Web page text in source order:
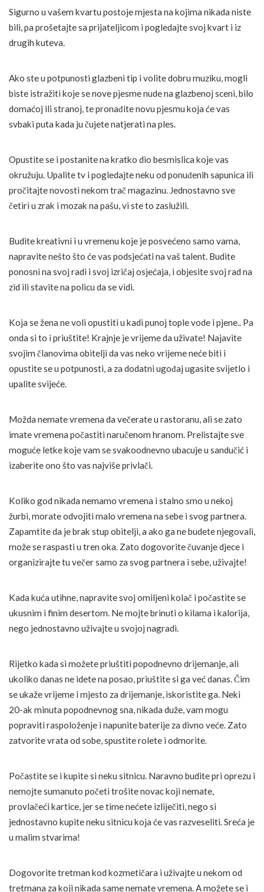
Sigurno u vašem kvartu postoje mjesta na kojima nikada niste
bili, pa prošetajte sa prijateljicom i pogledajte svoj kvart i iz
drugih kuteva.
Ako ste u potpunosti glazbeni tip i volite dobru muziku, mogli
biste istražiti koje se nove pjesme nude na glazbenoj sceni, bilo
domaćoj ili stranoj, te pronađite novu pjesmu koja će vas
svbaki puta kada ju čujete natjerati na ples.
Opustite se i postanite na kratko dio besmislica koje vas
okružuju. Upalite tv i pogledajte neku od ponuđenih sapunica ili
pročitajte novosti nekom trač magazinu. Jednostavno sve
četiri u zrak i mozak na pašu, vi ste to zaslužili.
Budite kreativni i u vremenu koje je posvećeno samo vama,
napravite nešto što će vas podsjećati na vaš talent. Budite
ponosni na svoj radi i svoj izričaj osjećaja, i objesite svoj rad na
zid ili stavite na policu da se vidi.
Koja se žena ne voli opustiti u kadi punoj tople vode i pjene.. Pa
onda si to i priuštite! Krajnje je vrijeme da uživate! Najavite
svojim članovima obitelji da vas neko vrijeme neće biti i
opustite se u potpunosti, a za dodatni ugođaj ugasite svijetlo i
upalite svijeće.
Možda nemate vremena da večerate u rastoranu, ali se zato
imate vremena počastiti naručenom hranom. Prelistajte sve
moguće letke koje vam se svakoodnevno ubacuje u sandučić i
izaberite ono što vas najviše privlači.
Koliko god nikada nemamo vremena i stalno smo u nekoj
žurbi, morate odvojiti malo vremena na sebe i svog partnera.
Zapamtite da je brak stup obitelji, a ako ga ne budete njegovali,
može se raspasti u tren oka. Zato dogovorite čuvanje djece i
organizirajte tu večer samo za svog partnera i sebe, uživajte!
Kada kuća utihne, napravite svoj omiljeni kolač i počastite se
ukusnim i finim desertom. Ne mojte brinuti o kilama i kalorija,
nego jednostavno uživajte u svojoj nagradi.
Rijetko kada si možete priuštiti popodnevno drijemanje, ali
ukoliko danas ne idete na posao, priuštite si ga već danas. Čim
se ukaže vrijeme i mjesto za drijemanje, iskoristite ga. Neki
20-ak minuta popodnevnog sna, nikada duže, vam mogu
popraviti raspoloženje i napunite baterije za divno veće. Zato
zatvorite vrata od sobe, spustite rolete i odmorite.
Počastite se i kupite si neku sitnicu. Naravno budite pri oprezu i
nemojte sumanuto početi trošite novac koji nemate,
provlačeći kartice, jer se time nećete izliječiti, nego si
jednostavno kupite neku sitnicu koja će vas razveseliti. Sreća je
u malim stvarima!
Dogovorite tretman kod kozmetičara i uživajte u nekom od
tretmana za koji nikada same nemate vremena. A možete se i